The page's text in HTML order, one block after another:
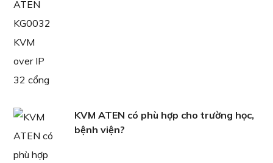
KVM ATEN có phù hợp cho trường học,
bệnh viện?